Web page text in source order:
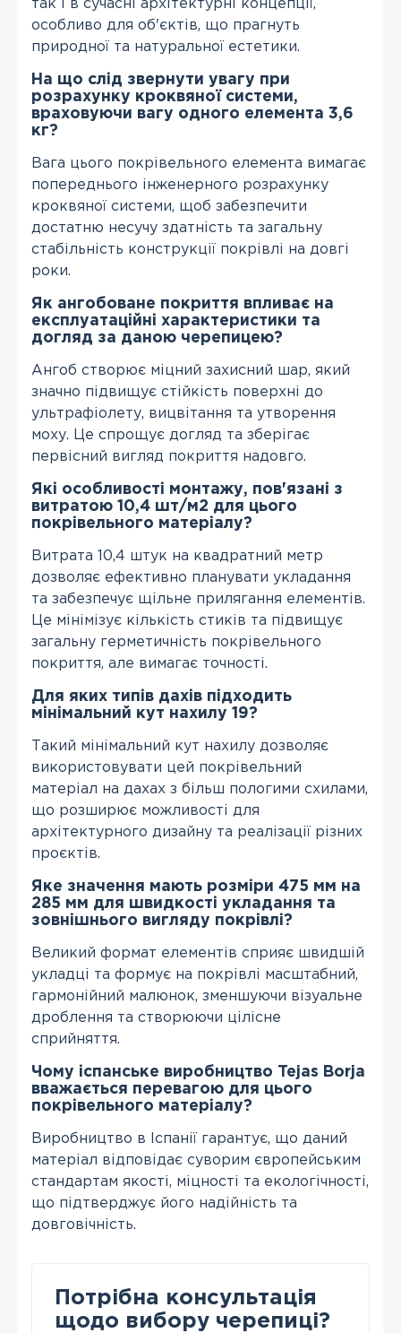
так і в сучасні архітектурні концепції,
особливо для об'єктів, що прагнуть
природної та натуральної естетики.
На що слід звернути увагу при
розрахунку кроквяної системи,
враховуючи вагу одного елемента 3,6
кг?
Вага цього покрівельного елемента вимагає
попереднього інженерного розрахунку
кроквяної системи, щоб забезпечити
достатню несучу здатність та загальну
стабільність конструкції покрівлі на довгі
роки.
Як ангобоване покриття впливає на
експлуатаційні характеристики та
догляд за даною черепицею?
Ангоб створює міцний захисний шар, який
значно підвищує стійкість поверхні до
ультрафіолету, вицвітання та утворення
моху. Це спрощує догляд та зберігає
первісний вигляд покриття надовго.
Які особливості монтажу, пов'язані з
витратою 10,4 шт/м2 для цього
покрівельного матеріалу?
Витрата 10,4 штук на квадратний метр
дозволяє ефективно планувати укладання
та забезпечує щільне прилягання елементів.
Це мінімізує кількість стиків та підвищує
загальну герметичність покрівельного
покриття, але вимагає точності.
Для яких типів дахів підходить
мінімальний кут нахилу 19?
Такий мінімальний кут нахилу дозволяє
використовувати цей покрівельний
матеріал на дахах з більш пологими схилами,
що розширює можливості для
архітектурного дизайну та реалізації різних
проєктів.
Яке значення мають розміри 475 мм на
285 мм для швидкості укладання та
зовнішнього вигляду покрівлі?
Великий формат елементів сприяє швидшій
укладці та формує на покрівлі масштабний,
гармонійний малюнок, зменшуючи візуальне
дроблення та створюючи цілісне
сприйняття.
Чому іспанське виробництво Tejas Borja
вважається перевагою для цього
покрівельного матеріалу?
Виробництво в Іспанії гарантує, що даний
матеріал відповідає суворим європейським
стандартам якості, міцності та екологічності,
що підтверджує його надійність та
довговічність.
Потрібна консультація
щодо вибору черепиці?